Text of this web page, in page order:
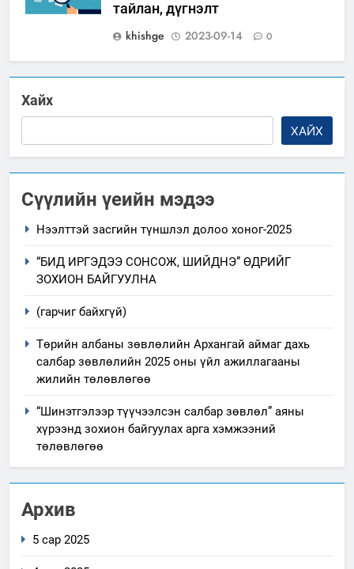
тайлан, дүгнэлт
khishge
2023-09-14 0
Хайх
ХАЙХ
Сүүлийн үеийн мэдээ
Нээлттэй засгийн түншлэл долоо хоног-2025
“БИД ИРГЭДЭЭ СОНСОЖ, ШИЙДНЭ” ӨДРИЙГ
ЗОХИОН БАЙГУУЛНА
(гарчиг байхгүй)
Төрийн албаны зөвлөлийн Архангай аймаг дахь
салбар зөвлөлийн 2025 оны үйл ажиллагааны
жилийн төлөвлөгөө
“Шинэтгэлээр түүчээлсэн салбар зөвлөл” аяны
хүрээнд зохион байгуулах арга хэмжээний
төлөвлөгөө
Архив
5 сар 2025